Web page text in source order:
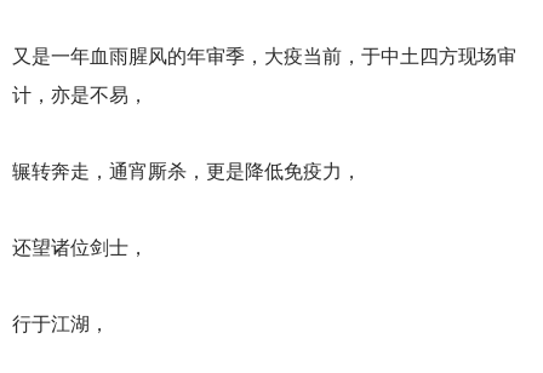
又是一年血雨腥风的年审季，大疫当前，于中土四方现场审
计，亦是不易，
辗转奔走，通宵厮杀，更是降低免疫力，
还望诸位剑士，
行于江湖，